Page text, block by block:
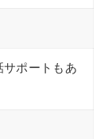
サポートもあ